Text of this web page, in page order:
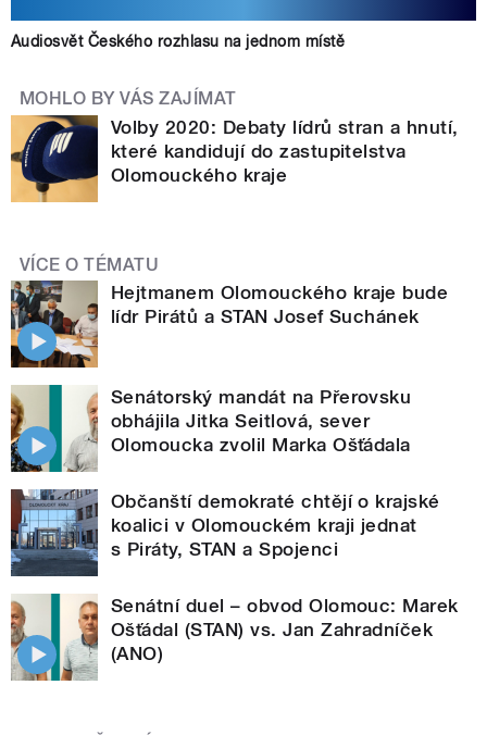
Audiosvět Českého rozhlasu na jednom místě
MOHLO BY VÁS ZAJÍMAT
Volby 2020: Debaty lídrů stran a hnutí,
které kandidují do zastupitelstva
Olomouckého kraje
VÍCE O TÉMATU
Hejtmanem Olomouckého kraje bude
lídr Pirátů a STAN Josef Suchánek
Senátorský mandát na Přerovsku
obhájila Jitka Seitlová, sever
Olomoucka zvolil Marka Ošťádala
Občanští demokraté chtějí o krajské
koalici v Olomouckém kraji jednat
s Piráty, STAN a Spojenci
Senátní duel – obvod Olomouc: Marek
Ošťádal (STAN) vs. Jan Zahradníček
(ANO)